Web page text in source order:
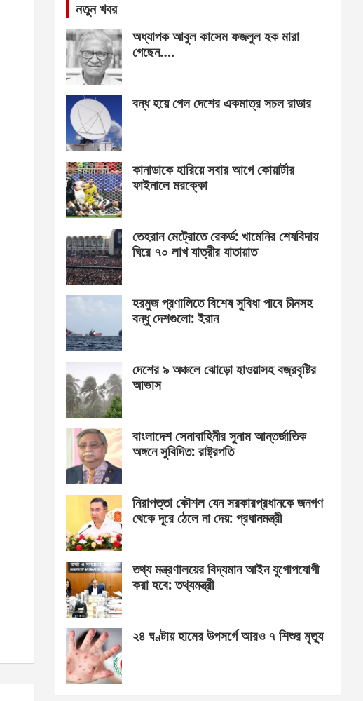
নতুন খবর
অধ্যাপক আবুল কাসেম ফজলুল হক মারা
গেছেন….
বন্ধ হয়ে গেল দেশের একমাত্র সচল রাডার
কানাডাকে হারিয়ে সবার আগে কোয়ার্টার
ফাইনালে মরক্কো
তেহরান মেট্রোতে রেকর্ড: খামেনির শেষবিদায়
ঘিরে ৭০ লাখ যাত্রীর যাতায়াত
হরমুজ প্রণালিতে বিশেষ সুবিধা পাবে চীনসহ
বন্ধু দেশগুলো: ইরান
দেশের ৯ অঞ্চলে ঝোড়ো হাওয়াসহ বজ্রবৃষ্টির
আভাস
বাংলাদেশ সেনাবাহিনীর সুনাম আন্তর্জাতিক
অঙ্গনে সুবিদিত: রাষ্ট্রপতি
নিরাপত্তা কৌশল যেন সরকারপ্রধানকে জনগণ
থেকে দূরে ঠেলে না দেয়: প্রধানমন্ত্রী
তথ্য মন্ত্রণালয়ের বিদ্যমান আইন যুগোপযোগী
করা হবে: তথ্যমন্ত্রী
২৪ ঘণ্টায় হামের উপসর্গে আরও ৭ শিশুর মৃত্যু